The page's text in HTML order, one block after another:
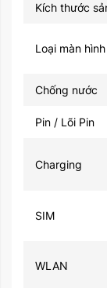
Kích thước
Loại màn hình
Chống nước
Pin / Lõi Pin
Charging
SIM
WLAN